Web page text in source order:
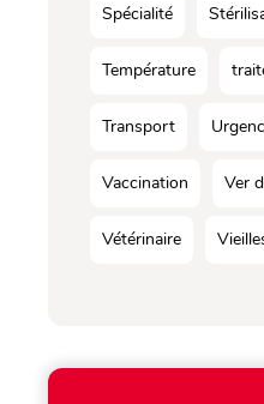
Spécialité
Température
Transport
Vaccination Ver
Vétérinaire